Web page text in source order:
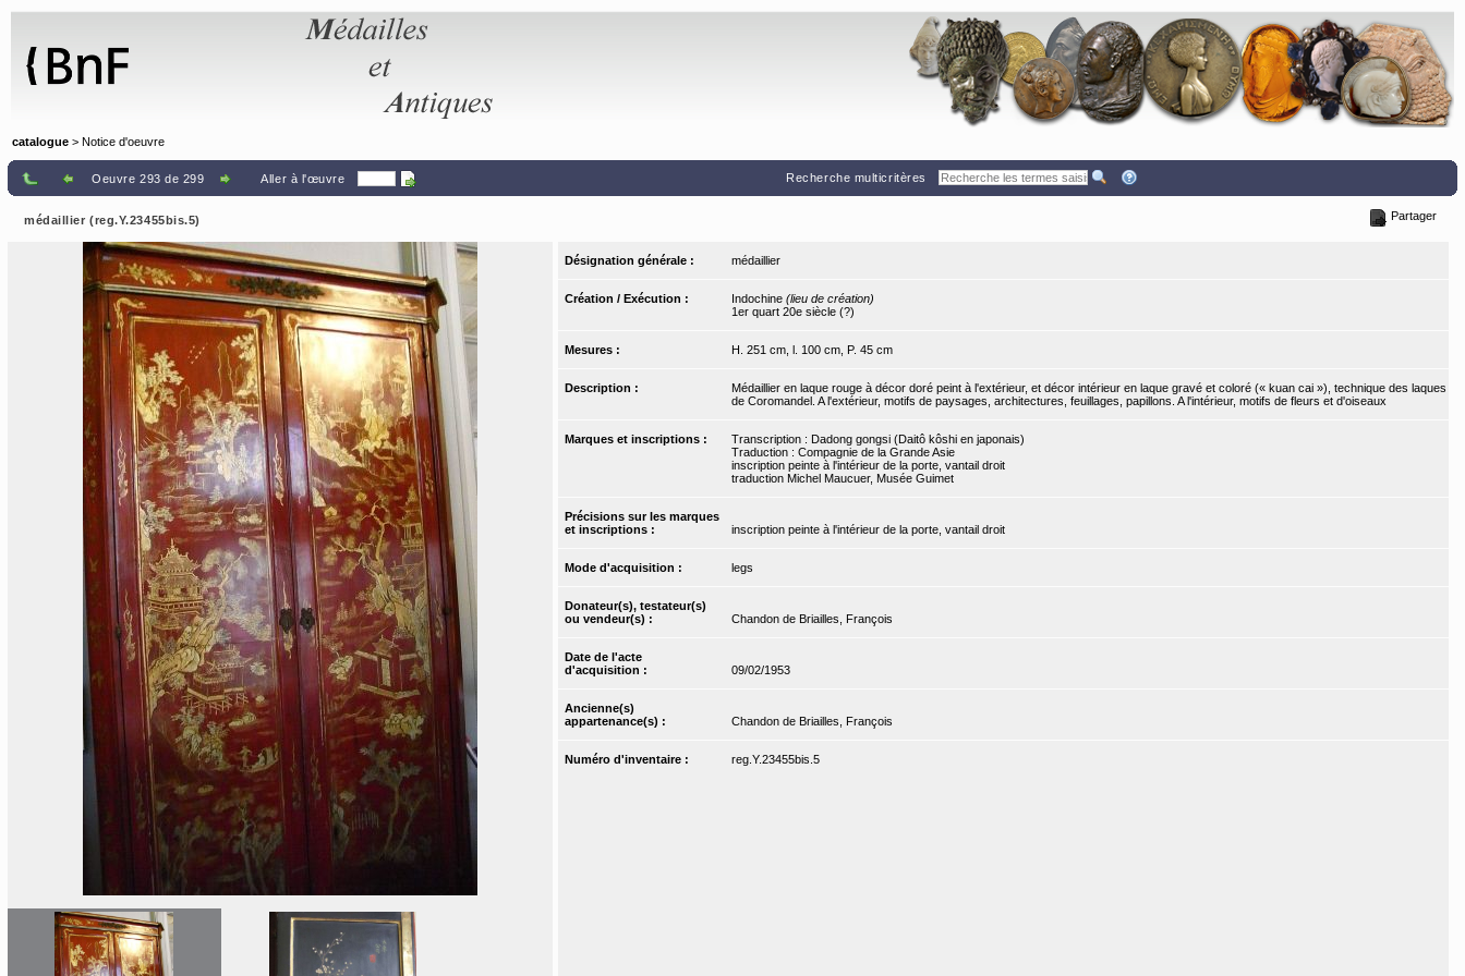
catalogue > Notice d'oeuvre
Oeuvre 293 de 299 Aller à l'œuvre Recherche multicritères
médaillier (reg.Y.23455bis.5) Partager
Désignation générale : médaillier
Création / Exécution : Indochine (lieu de création)
1er quart 20e siècle (?)
Mesures : H. 251 cm, l. 100 cm, P. 45 cm
Description :
Médaillier en laque rouge à décor doré peint à l'extérieur, et décor intérieur en laque gravé et coloré (« kuan cai »), technique des laques
de Coromandel. A l'extérieur, motifs de paysages, architectures, feuillages, papillons. A l'intérieur, motifs de fleurs et d'oiseaux
Marques et inscriptions :
Transcription : Dadong gongsi (Daitô kôshi en japonais)
Traduction : Compagnie de la Grande Asie
inscription peinte à l'intérieur de la porte, vantail droit
traduction Michel Maucuer, Musée Guimet
Précisions sur les marques
et inscriptions :
inscription peinte à l'intérieur de la porte, vantail droit
Mode d'acquisition : legs
Donateur(s), testateur(s)
ou vendeur(s) :
Chandon de Briailles, François
Date de l'acte
d'acquisition :
09/02/1953
Ancienne(s)
appartenance(s) :
Chandon de Briailles, François
Numéro d'inventaire : reg.Y.23455bis.5